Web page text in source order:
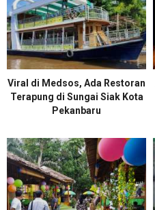
Viral di Medsos, Ada Restoran
Terapung di Sungai Siak Kota
Pekanbaru